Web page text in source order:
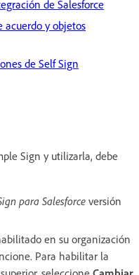
de Salesforce
acuerdo y objetos
de Self Sign
Sign y utilizarla, debe
para Salesforce versión
en su organización
Para habilitar la